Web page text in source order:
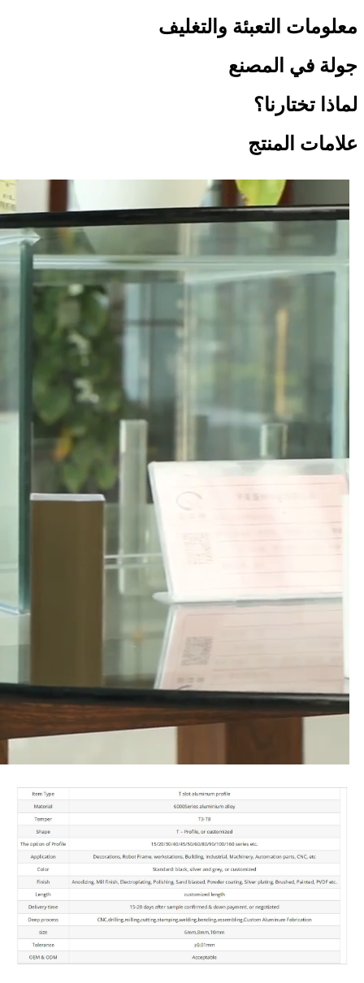
معلومات التعبئة والتغليف
جولة في المصنع
لماذا تختارنا؟
علامات المنتج